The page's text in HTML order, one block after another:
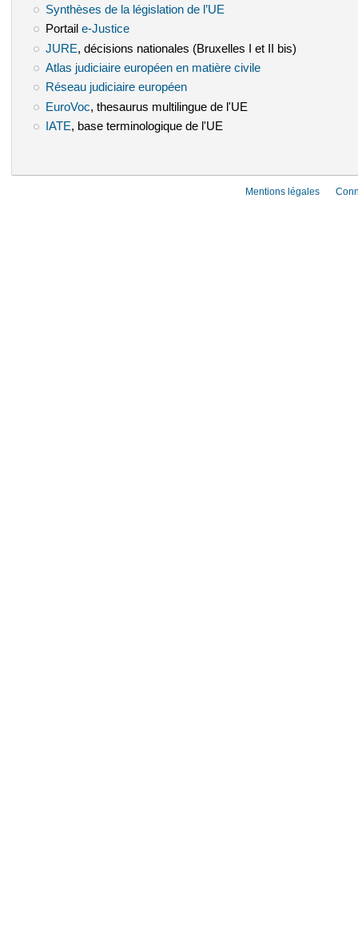
Synthèses de la législation de l’UE
Portail e-Justice(le lien est externe)
JURE (le lien est externe)
, décisions nationales (Bruxelles I et II bis)
Atlas judiciaire européen en matière civile(le lien est externe)
Réseau judiciaire européen(le lien est externe)
EuroVoc (le lien est externe)
, thesaurus multilingue de l'UE
IATE(le lien est externe)
, base terminologique de l'UE
Mentions légales